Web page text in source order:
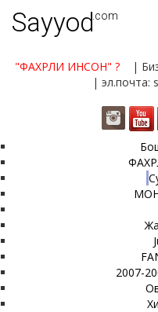
Sayyod.com
"ФАХРЛИ ИНСОН" ?
|
| эл.почта:
2007-